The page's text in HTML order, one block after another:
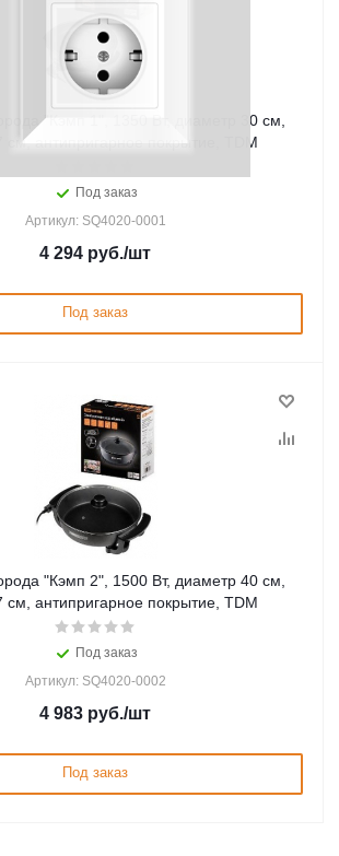
"Кэмп 1", 1350 Вт, диаметр 30 см,
см, антипригарное покрытие, TDM
Под заказ
Артикул: SQ4020-0001
4 294 руб./шт
Под заказ
"Кэмп 2", 1500 Вт, диаметр 40 см,
см, антипригарное покрытие, TDM
Под заказ
Артикул: SQ4020-0002
4 983 руб./шт
Под заказ